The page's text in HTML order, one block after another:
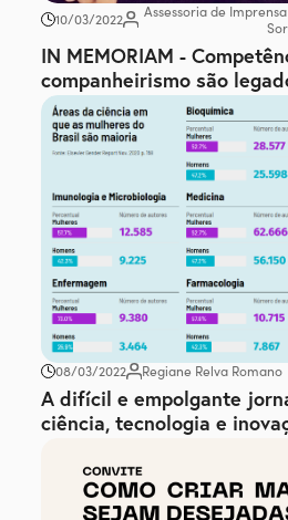
10/03/2022
Assessoria de
IN MEMORIAM -
companheirismo são
08/03/2022 Regiane Relva Romano
A difícil e empolgante
ciência, tecnologia e